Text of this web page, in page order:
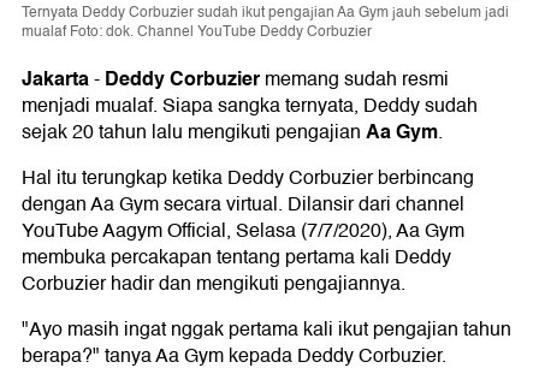
Ternyata Deddy Corbuzier sudah ikut pengajian Aa Gym jauh sebelum jadi
mualaf Foto: dok. Channel YouTube Deddy Corbuzier
Jakarta-Deddy Corbuziermemang sudah resmi
menjadi mualaf. Siapa sangka ternyata, Deddy sudah
sejak 20 tahun lalu mengikuti pengajianAa Gym.
Hal itu terungkap ketika Deddy Corbuzier berbincang
dengan Aa Gym secara virtual. Dilansir dari channel
YouTube Aagym Official, Selasa (7/7/2020), Aa Gym
membuka percakapan tentang pertama kali Deddy
Corbuzier hadir dan mengikuti pengajiannya.
"Ayo masih ingat nggak pertama kali ikut pengajian tahun
berapa?" tanya Aa Gym kepada Deddy Corbuzier.